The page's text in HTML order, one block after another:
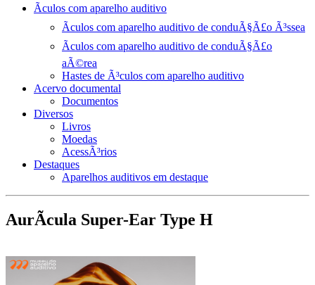
Ãculos com aparelho auditivo
Ãculos com aparelho auditivo de conduÃ§Ã£o Ã³ssea
Ãculos com aparelho auditivo de conduÃ§Ã£o
aÃ©rea
Hastes de Ã³culos com aparelho auditivo
Acervo documental
Documentos
Diversos
Livros
Moedas
AcessÃ³rios
Destaques
Aparelhos auditivos em destaque
AurÃ­cula Super-Ear Type H